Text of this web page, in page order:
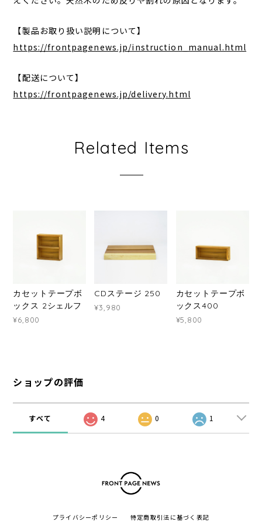
【製品お取り扱い説明について】
https://frontpagenews.jp/instruction_manual.html
【配送について】
https://frontpagenews.jp/delivery.html
Related Items
カセットテープボ
ックス 2シェルフ
¥6,800
CDステージ 250
¥3,980
カセットテープボ
ックス400
¥5,800
ショップの評価
すべて 4 0 1
プライバシーポリシー 特定商取引法に基づく表記